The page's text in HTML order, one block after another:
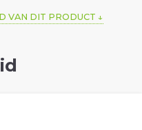
VAN DIT PRODUCT